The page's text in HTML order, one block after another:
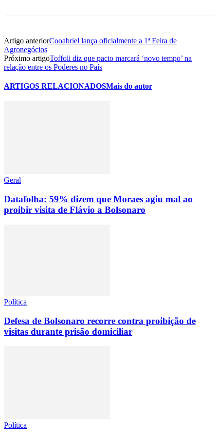
Artigo anteriorCooabriel lança oficialmente a 1ª Feira de
Agronegócios
Próximo artigoToffoli diz que pacto marcará ‘novo tempo’ na
relação entre os Poderes no País
ARTIGOS RELACIONADOSMais do autor
Geral
Datafolha: 59% dizem que Moraes agiu mal ao
proibir visita de Flávio a Bolsonaro
Política
Defesa de Bolsonaro recorre contra proibição de
visitas durante prisão domiciliar
Política